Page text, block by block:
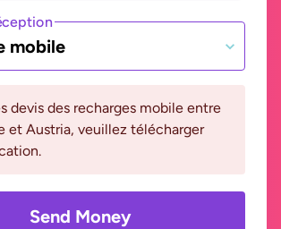
mobile
devis des recharges mobile entre
et Austria, veuillez télécharger
Send Money